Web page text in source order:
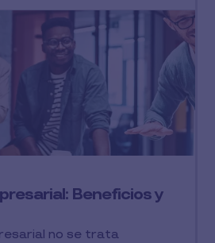
Beneficios y
no se trata